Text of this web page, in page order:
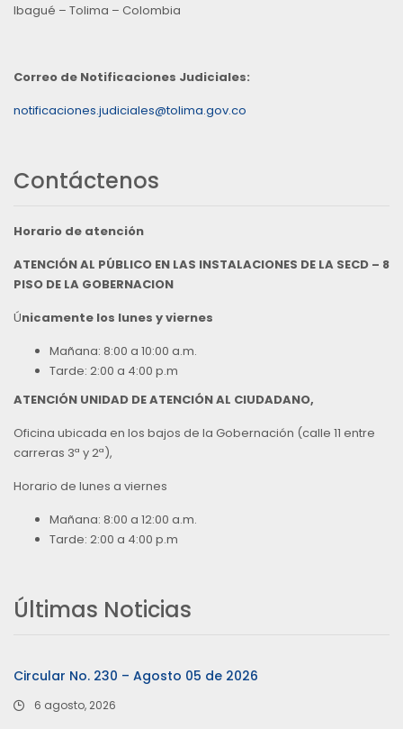
Ibagué – Tolima – Colombia
Correo de Notificaciones Judiciales:
notificaciones.judiciales@tolima.gov.co
Contáctenos
Horario de atención
ATENCIÓN AL PÚBLICO EN LAS INSTALACIONES DE LA SECD – 8
PISO DE LA GOBERNACION
Únicamente los lunes y viernes
Mañana: 8:00 a 10:00 a.m.
Tarde: 2:00 a 4:00 p.m
ATENCIÓN UNIDAD DE ATENCIÓN AL CIUDADANO,
Oficina ubicada en los bajos de la Gobernación (calle 11 entre
carreras 3ª y 2ª),
Horario de lunes a viernes
Mañana: 8:00 a 12:00 a.m.
Tarde: 2:00 a 4:00 p.m
Últimas Noticias
Circular No. 230 – Agosto 05 de 2026
6 agosto, 2026